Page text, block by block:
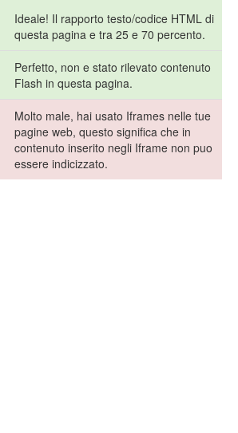
Ideale! Il rapporto testo/codice HTML di
questa pagina e tra 25 e 70 percento.
Perfetto, non e stato rilevato contenuto
Flash in questa pagina.
Molto male, hai usato Iframes nelle tue
pagine web, questo significa che in
contenuto inserito negli Iframe non puo
essere indicizzato.